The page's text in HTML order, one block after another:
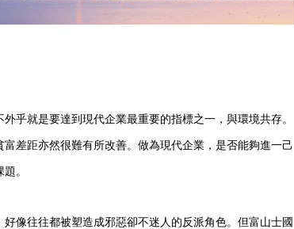
乎就是要達到現代企業最重要的指標之一，與環境共存。
差距亦然很難有所改善。做為現代企業，是否能夠進一己
。
像往往都被塑造成邪惡卻不迷人的反派角色。但富山士國